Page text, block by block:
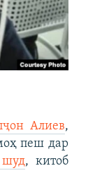
Алиев,
пеш дар
, китоб